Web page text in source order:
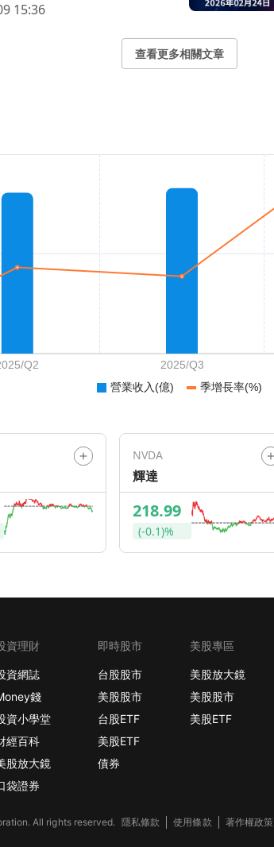
15:36
查看更多相關文章
NVDA
輝達
218.99
(-0.1)%
資理財
資網誌
錢
資小學堂
經百科
股放大鏡
袋證券
即時股市
台股股市
美股股市
台股ETF
美股ETF
債券
美股專區
美股放大鏡
美股股市
美股ETF
All rights reserved. 隱私條款 使用條款 著作權政策